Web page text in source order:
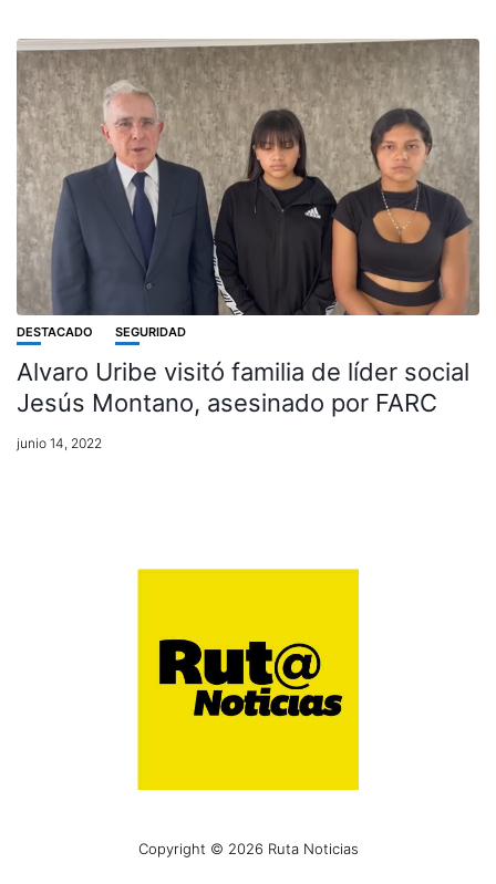
DESTACADO SEGURIDAD
Alvaro Uribe visitó familia de líder social
Jesús Montano, asesinado por FARC
junio 14, 2022
Copyright © 2026 Ruta Noticias